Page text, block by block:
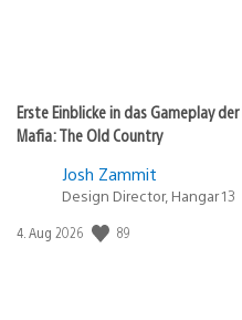
Erste Einblicke in das Gameplay
Mafia: The Old Country
Josh Zammit
Design Director, Hangar 13
Veröffentlichungsdatum:
4. Aug 2026 89